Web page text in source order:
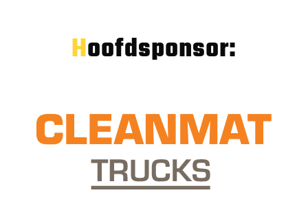
Hoofdsponsor: